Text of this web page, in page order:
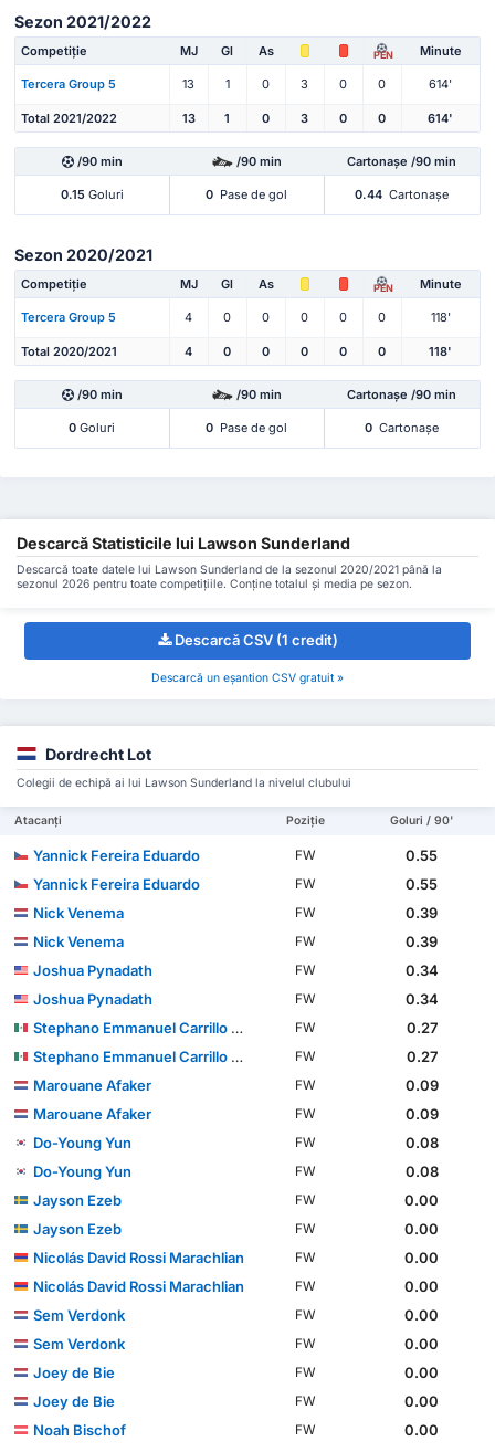
Sezon 2021/2022
Competiție MJ Gl As PEN Minute
Tercera Group 5 13 1 0 3 0 0 614'
Total 2021/2022 13 1 0 3 0 0 614'
/90 min /90 min Cartonașe /90 min
0.15Goluri 0 Pase de gol 0.44 Cartonașe
Sezon 2020/2021
Competiție MJ Gl As PEN Minute
Tercera Group 5 4 0 0 0 0 0 118'
Total 2020/2021 4 0 0 0 0 0 118'
/90 min /90 min Cartonașe /90 min
0 Goluri 0 Pase de gol 0 Cartonașe
Descarcă Statisticile lui Lawson Sunderland
Descarcă toate datele lui Lawson Sunderland de la sezonul 2020/2021 până la
sezonul 2026 pentru toate competițiile. Conține totalul și media pe sezon.
Descarcă CSV (1 credit)
Descarcă un eșantion CSV gratuit »
Dordrecht Lot
Colegii de echipă ai lui Lawson Sunderland la nivelul clubului
Atacanți Poziție Goluri / 90'
Yannick Fereira Eduardo FW
0.55
Yannick Fereira Eduardo
FW
0.55
Nick Venema
FW
0.39
Nick Venema
FW
0.39
Joshua Pynadath
FW
0.34
Joshua Pynadath
FW
0.34
Stephano Emmanuel Carrillo Calderón
FW
0.27
Stephano Emmanuel Carrillo Calderón
FW
0.27
Marouane Afaker
FW
0.09
Marouane Afaker
FW
0.09
Do-Young Yun
FW
0.08
Do-Young Yun
FW
0.08
Jayson Ezeb
FW
0.00
Jayson Ezeb
FW
0.00
Nicolás David Rossi Marachlian
FW
0.00
Nicolás David Rossi Marachlian
FW
0.00
Sem Verdonk
FW
0.00
Sem Verdonk
FW
0.00
Joey de Bie
FW
0.00
Joey de Bie
FW
0.00
Noah Bischof
FW
0.00